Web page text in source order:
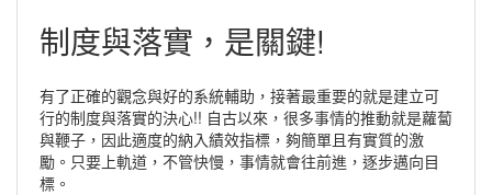
制度與落實，是關鍵!
有了正確的觀念與好的系統輔助，接著最重要的就是建立可
行的制度與落實的決心!! 自古以來，很多事情的推動就是蘿蔔
與鞭子，因此適度的納入績效指標，夠簡單且有實質的激
勵。只要上軌道，不管快慢，事情就會往前進，逐步邁向目
標。